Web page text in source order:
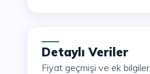
Detaylı Veriler
Fiyat geçmişi ve ek bilgiler